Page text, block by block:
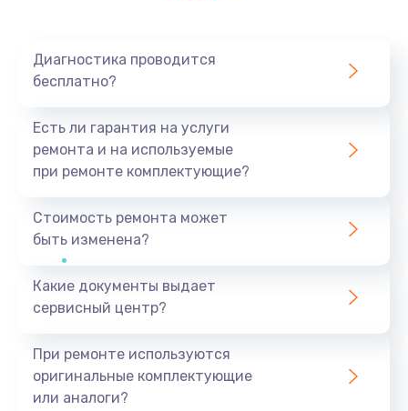
Диагностика проводится
бесплатно?
Есть ли гарантия на услуги
ремонта и на используемые
при ремонте комплектующие?
Стоимость ремонта может
быть изменена?
Какие документы выдает
сервисный центр?
При ремонте используются
оригинальные комплектующие
или аналоги?